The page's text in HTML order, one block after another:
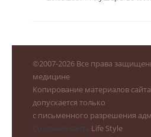
©2007-2026 Все права
медицине
Копирование материалов
допускается только
с письменного разрешения
Создание сайта Life Style